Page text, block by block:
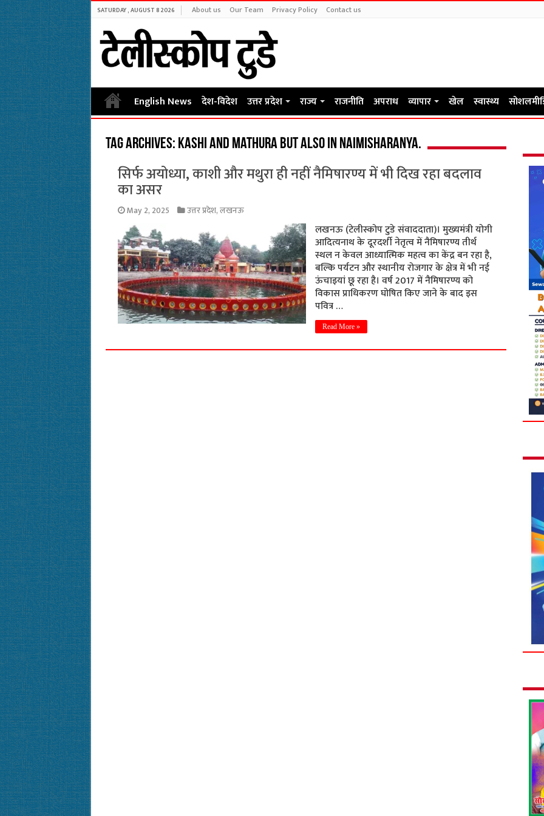
SATURDAY , AUGUST 8 2026 About us Our Team Privacy Policy Contact us
English News देश-विदेश उत्तर प्रदेश राज्य राजनीति अपराध व्यापार खेल स्वास्थ्य
Tag Archives: Kashi and Mathura but also in Naimisharanya.
सिर्फ अयोध्या, काशी और मथुरा ही नहीं नैमिषारण्य में भी दिख रहा बदलाव
का असर
May 2, 2025 उत्तर प्रदेश,लखनऊ
लखनऊ (टेलीस्कोप टुडे संवाददाता)। मुख्यमंत्री योगी
आदित्यनाथ के दूरदर्शी नेतृत्व में नैमिषारण्य तीर्थ
स्थल न केवल आध्यात्मिक महत्व का केंद्र बन रहा है,
बल्कि पर्यटन और स्थानीय रोजगार के क्षेत्र में भी नई
ऊंचाइयां छू रहा है। वर्ष 2017 में नैमिषारण्य को
विकास प्राधिकरण घोषित किए जाने के बाद इस
पवित्र …
Read More »